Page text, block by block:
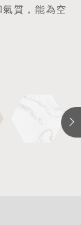
質，能為空